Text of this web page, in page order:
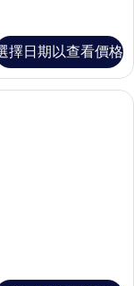
擇日期以查看價格
1 間臥室、高級寢具、書